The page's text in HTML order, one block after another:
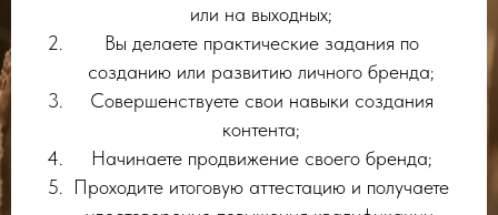
или на выходных;
Вы делаете практические задания по
созданию или развитию личного бренда;
Совершенствуете свои навыки создания
контента;
Начинаете продвижение своего бренда;
Проходите итоговую аттестацию и получаете